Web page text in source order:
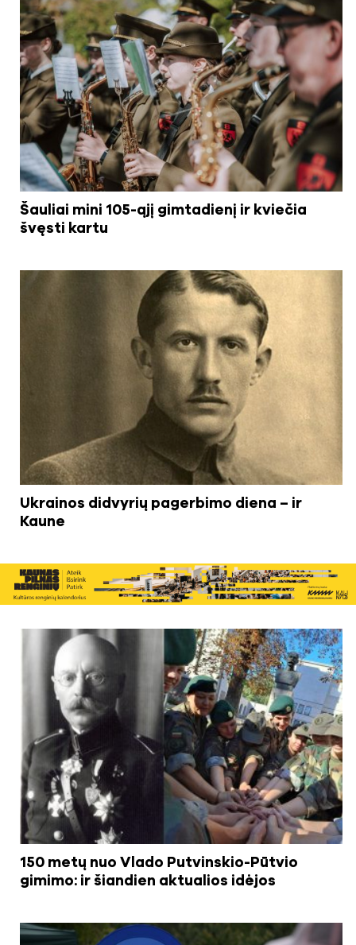
Šauliai mini 105-ąjį gimtadienį ir kviečia
švęsti kartu
Ukrainos didvyrių pagerbimo diena – ir
Kaune
150 metų nuo Vlado Putvinskio-Pūtvio
gimimo: ir šiandien aktualios idėjos